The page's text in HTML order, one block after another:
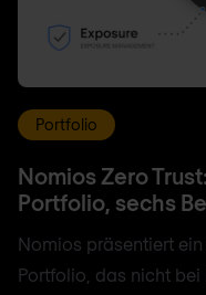
Portfolio
Nomios Zero
Portfolio, sechs
Nomios präsentiert
Portfolio, das nicht bei